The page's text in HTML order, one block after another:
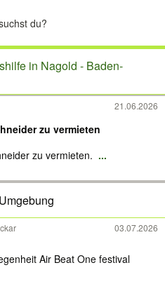
in Nagold - Baden-
21.06.2026
zu vermieten
zu vermieten. ...
03.07.2026
Air Beat One festival